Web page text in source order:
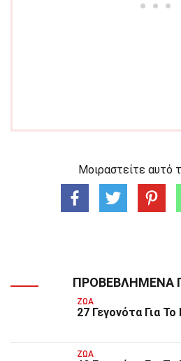
Μοιραστείτε αυτό
ΠΡΟΒΕΒΛΗΜΈΝΑ
ΖΏΑ
27 Γεγονότα Για
ΖΏΑ